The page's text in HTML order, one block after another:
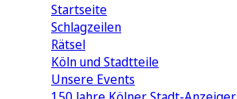
Startseite
Schlagzeilen
Rätsel
Köln und Stadtteile
Unsere Events